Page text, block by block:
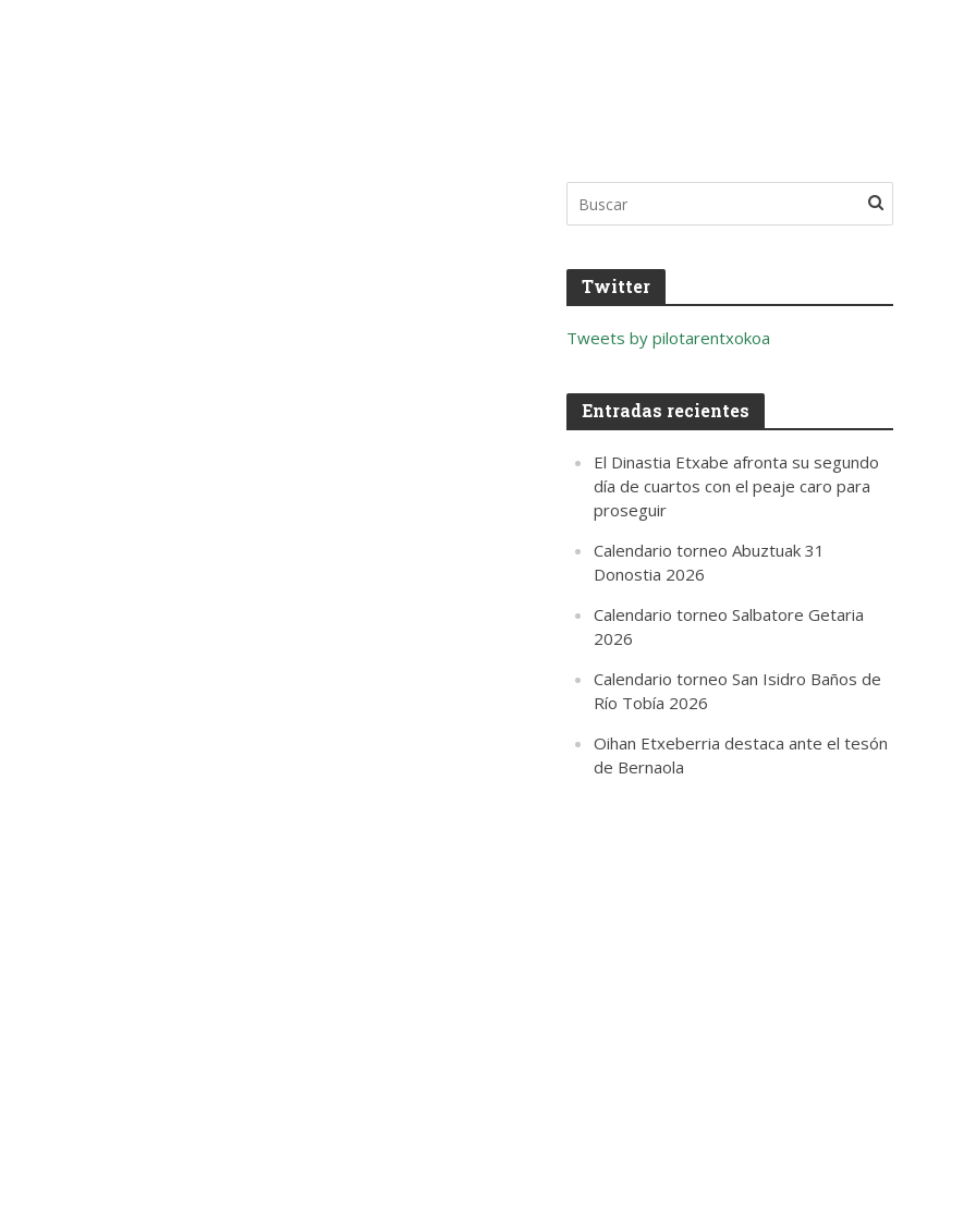
Twitter
Tweets by pilotarentxokoa
Entradas recientes
El Dinastia Etxabe afronta su segundo
día de cuartos con el peaje caro para
proseguir
Calendario torneo Abuztuak 31
Donostia 2026
Calendario torneo Salbatore Getaria
2026
Calendario torneo San Isidro Baños de
Río Tobía 2026
Oihan Etxeberria destaca ante el tesón
de Bernaola